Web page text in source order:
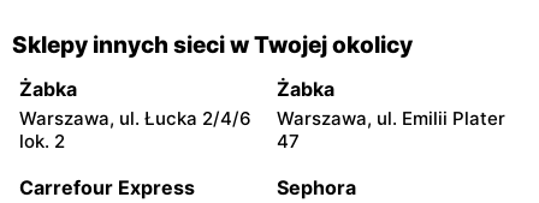
Cersanit
Kobyłka, ul. Nadarzyńska
124
Cersanit
Warszawa, ul. Trakt Brzeski
75
Cersanit
185
Cersanit
Krakowska 106
Sklepy innych sieci w Twojej okolicy
Żabka
Warszawa, ul. Łucka 2/4/6
lok. 2
Żabka
Warszawa, ul. Emilii Plater
47
Carrefour Express Sephora